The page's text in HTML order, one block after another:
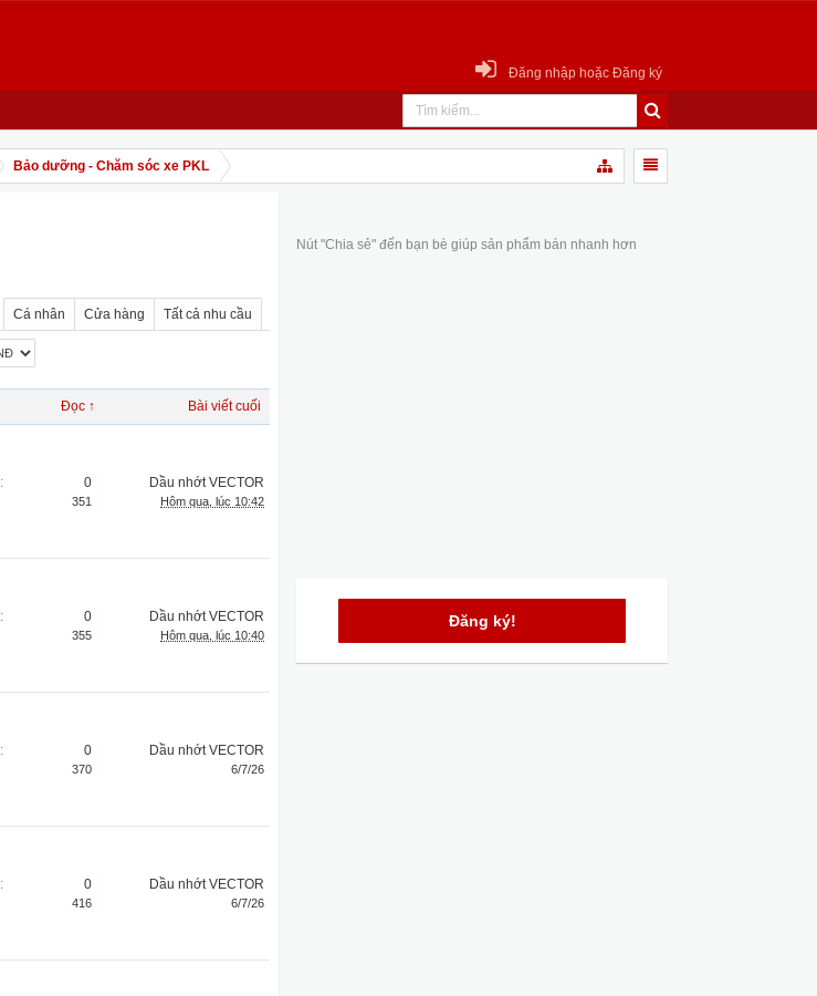
Đăng nhập hoặc Đăng ký
Bảo dưỡng - Chăm sóc xe PKL
Cá nhân Cửa hàng Tất cả nhu cầu
Đọc ↑ Bài viết cuối
0
351
Dầu nhớt VECTOR
Hôm qua, lúc 10:42
0
355
Dầu nhớt VECTOR
Hôm qua, lúc 10:40
0
370
Dầu nhớt VECTOR
6/7/26
0
416
Dầu nhớt VECTOR
6/7/26
Nút "Chia sẻ" đến bạn bè giúp sản phẩm bán nhanh hơn
Đăng ký!